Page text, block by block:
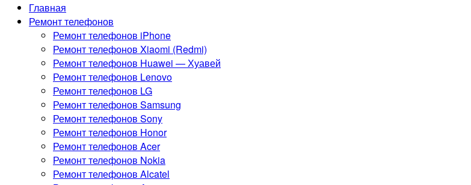
Главная
Ремонт телефонов
Ремонт телефонов iPhone
Ремонт телефонов Xiaomi (Redmi)
Ремонт телефонов Huawei — Хуавей
Ремонт телефонов Lenovo
Ремонт телефонов LG
Ремонт телефонов Samsung
Ремонт телефонов Sony
Ремонт телефонов Honor
Ремонт телефонов Acer
Ремонт телефонов Nokia
Ремонт телефонов Alcatel